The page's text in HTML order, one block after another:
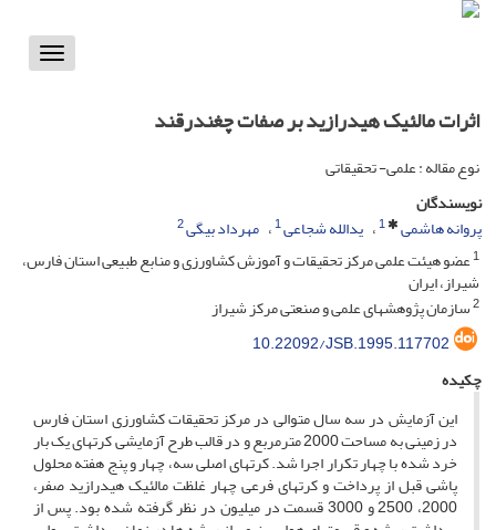
Toggle
اثرات مالئیک هیدرازید بر صفات چغندرقند
نوع مقاله : علمی- تحقیقاتی
نویسندگان
پروانه هاشمی
1 یدالله شجاعی1 مهرداد بیگی2
1عضو هیئت علمی مرکز تحقیقات و آموزش کشاورزی و منابع طبیعی استان فارس،
شیراز، ایران
2سازمان پژوهشهای علمی و صنعتی مرکز شیراز
10.22092/JSB.1995.117702
چکیده
این آزمایش در سه سال متوالی در مرکز تحقیقات کشاورزی استان فارس
در زمینی به مساحت 2000 مترمربع و در قالب طرح آزمایشی کرتهای یک بار
خرد شده با چهار تکرار اجرا شد. کرتهای اصلی سه، چهار و پنج هفته محلول
پاشی قبل از پرداخت و کرتهای فرعی چهار غلظت مالئیک هیدرازید صفر،
2000، 2500 و 3000 قسمت در میلیون در نظر گرفته شده بود. پس از